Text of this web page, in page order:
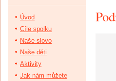
Úvod
Cíle spolku
Naše slovo
Naše děti
Aktivity
Jak nám můžete